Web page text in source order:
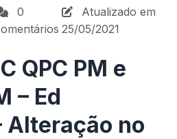
0
Atualizado em
25/05/2021
QPC PM e
– Ed
no